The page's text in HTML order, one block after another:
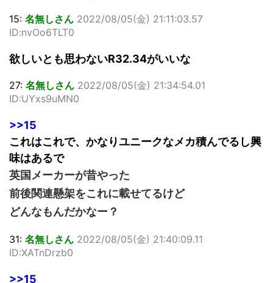
15: 名無しさん 2022/08/05(金) 21:11:03.57
ID:nvOo6TLT0
欲しいとも思わないR32.34がいいな
27: 名無しさん 2022/08/05(金) 21:34:54.01
ID:UYxs9uMN0
>>15
これはこれで、かなりユニークなメカ積んでるし興
味はあるで
英国メーカーが昔やった
前後関連懸架をこれに載せてるけど
どんなもんだかなー？
31: 名無しさん 2022/08/05(金) 21:40:09.11
ID:XATnDrzb0
>>15